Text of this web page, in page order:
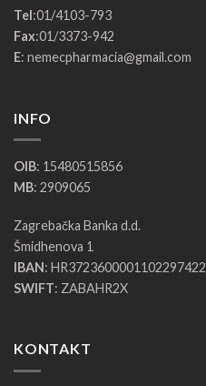
Tel:01/4103-793
Fax:01/3373-942
E: nemecpharmacia@gmail.com
INFO
OIB: 15480515856
MB: 2909065
Zagrebačka Banka d.d.
Šmidhenova 1
IBAN: HR3723600001102297422
SWIFT: ZABAHR2X
KONTAKT